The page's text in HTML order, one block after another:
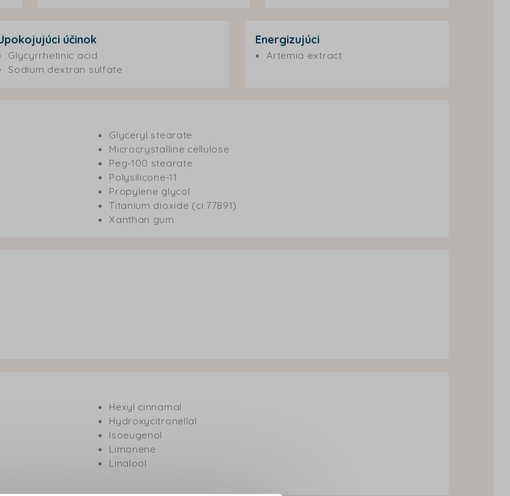
účinok
Glycyrrhetinic acid
Sodium dextran sulfate
Energizujúci
Artemia extract
Glyceryl stearate
Microcrystalline cellulose
Peg-100 stearate
Polysilicone-11
Propylene glycol
Titanium dioxide (ci 77891)
Xanthan gum
Hexyl cinnamal
Hydroxycitronellal
Isoeugenol
Limonene
Linalool